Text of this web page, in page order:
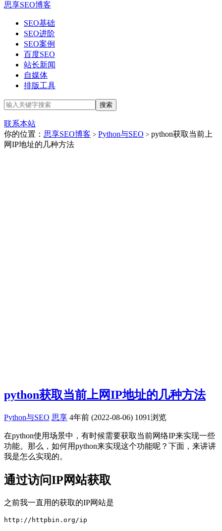
思享SEO博客
SEO基础
SEO进阶
SEO案例
百度SEO
站长新闻
自媒体
排版工具
联系本站
你的位置： 思享SEO博客 > Python与SEO > python获取当前上
网IP地址的几种方法
python获取当前上网IP地址的几种方法
Python与SEO 思享 4年前 (2022-08-06) 1091浏览
在python使用场景中，有时候需要获取当前网络IP来实现一些
功能。那么，如何用python来实现这个功能呢？下面，来讲讲
我是怎么实现的。
通过访问IP网站获取
之前我一直用的获取的IP网站是
http://httpbin.org/ip